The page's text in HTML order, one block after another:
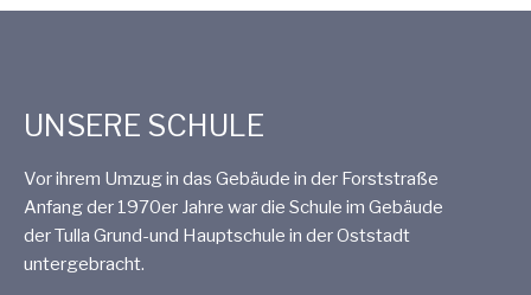
UNSERE SCHULE
Vor ihrem Umzug in das Gebäude in der Forststraße
Anfang der 1970er Jahre war die Schule im Gebäude
der Tulla Grund-und Hauptschule in der Oststadt
untergebracht.